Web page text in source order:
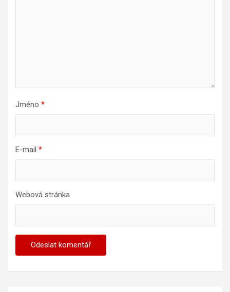
Jméno *
E-mail *
Webová stránka